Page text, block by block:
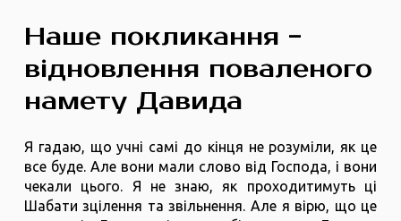
Наше покликання -
відновлення поваленого
намету Давида
Я гадаю, що учні самі до кінця не розуміли, як це
все буде. Але вони мали слово від Господа, і вони
чекали цього. Я не знаю, як проходитимуть ці
Шабати зцілення та звільнення. Але я вірю, що це